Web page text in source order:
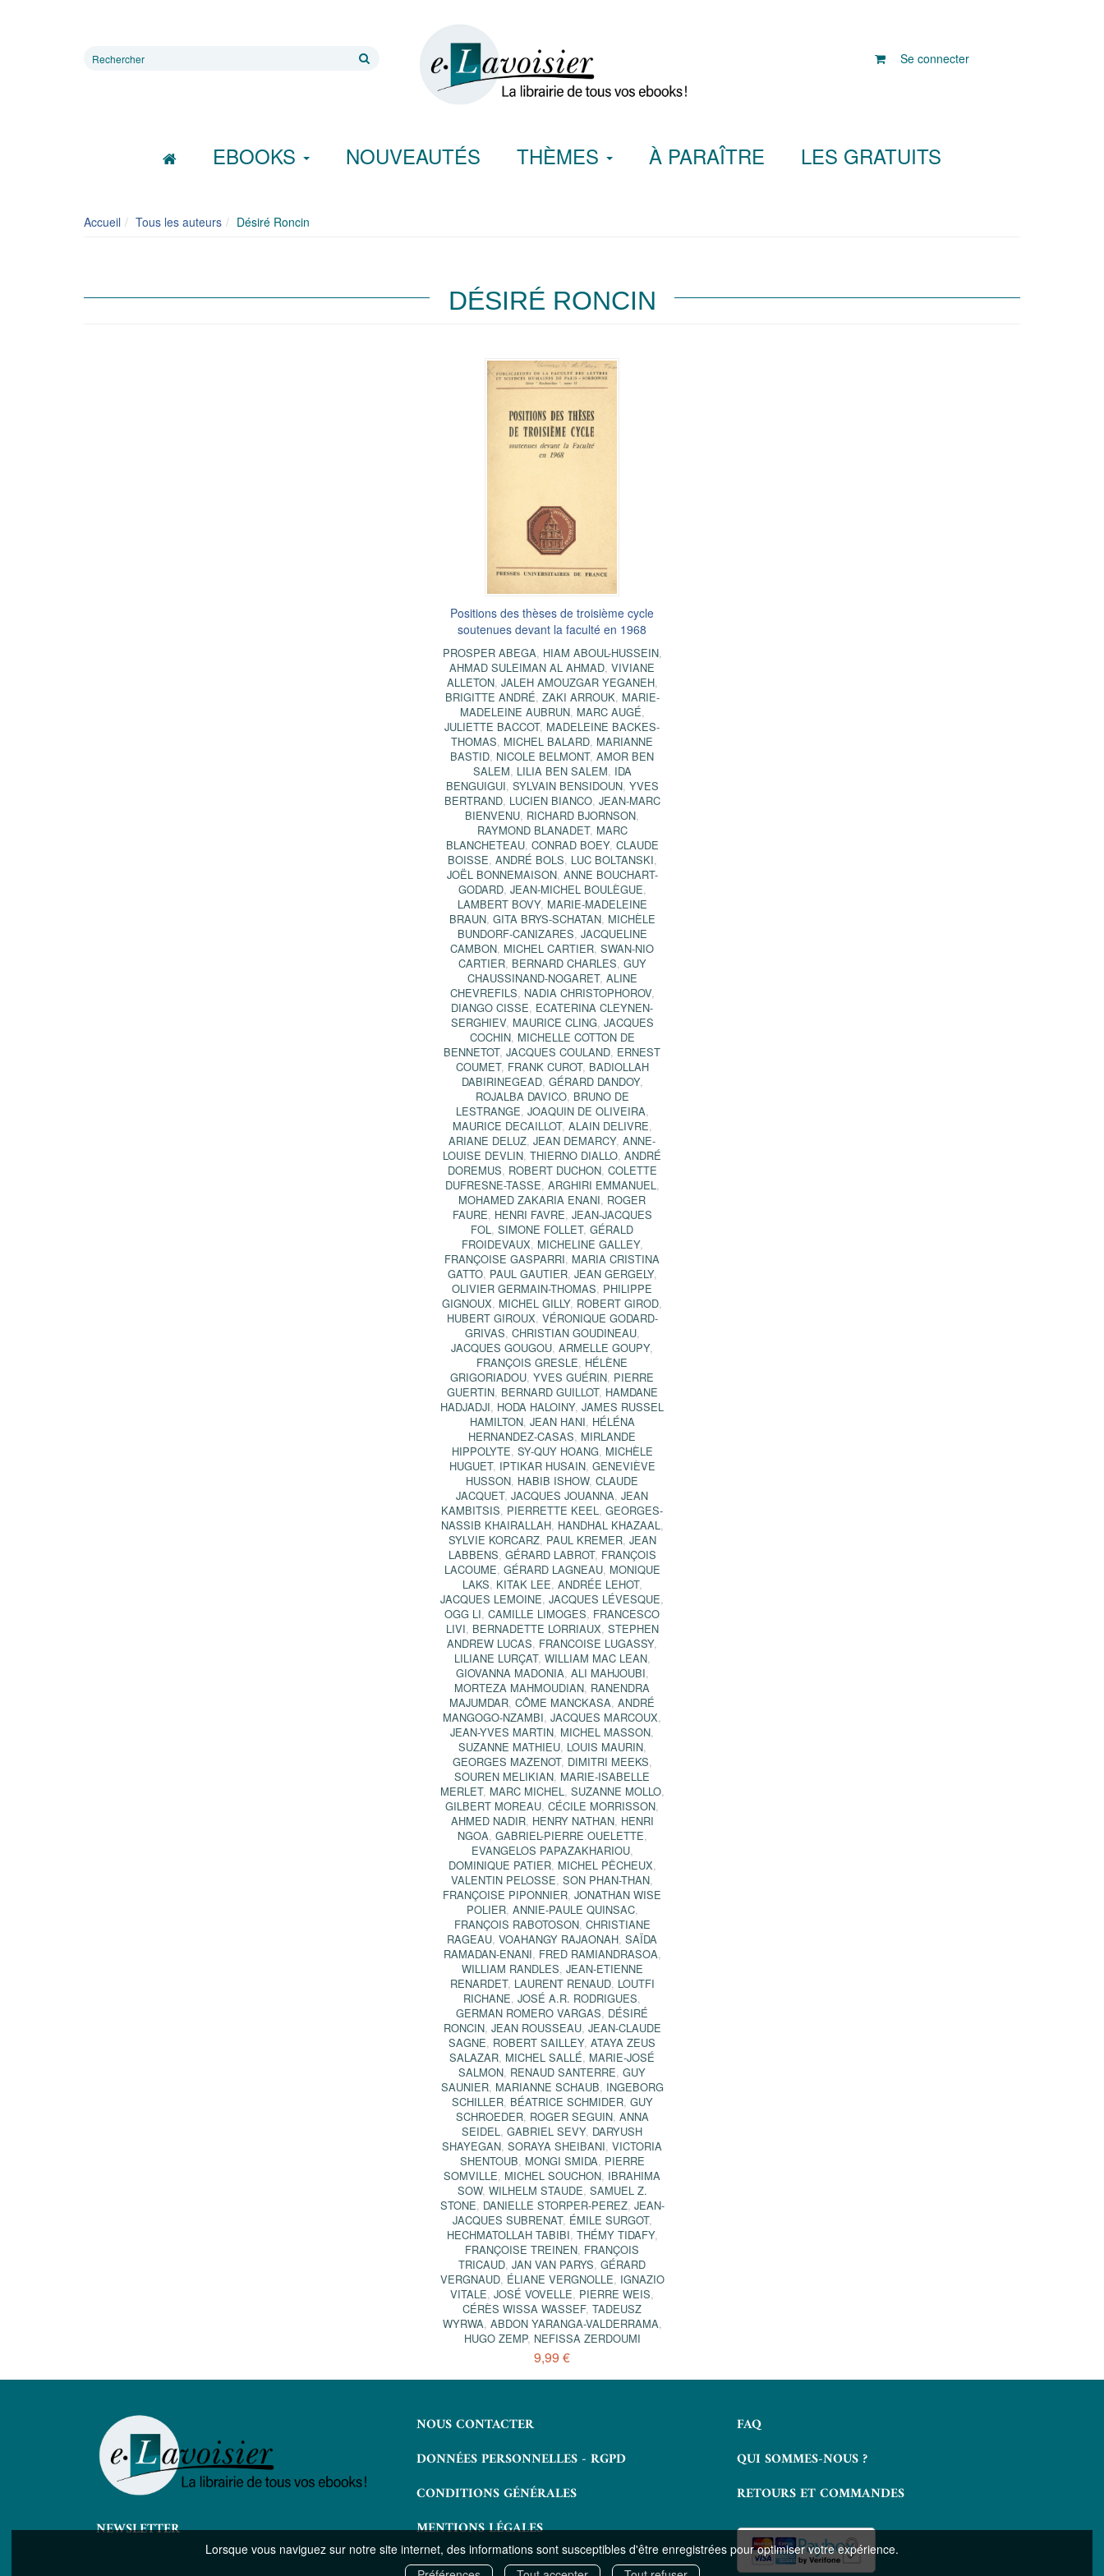
Lorsque vous naviguez sur notre site internet, des informations sont susceptibles d'être enregistrées pour optimiser votre expérience.
Rechercher
Se connecter
EBOOKS NOUVEAUTÉS THÈMES À PARAÎTRE LES GRATUITS
Accueil Tous les auteurs Désiré Roncin
DÉSIRÉ RONCIN
Positions des thèses de troisième cycle
soutenues devant la faculté en 1968
PROSPER ABEGA, HIAM ABOUL-HUSSEIN,
AHMAD SULEIMAN AL AHMAD, VIVIANE
ALLETON, JALEH AMOUZGAR YEGANEH,
BRIGITTE ANDRÉ, ZAKI ARROUK, MARIE-
MADELEINE AUBRUN, MARC AUGÉ,
JULIETTE BACCOT, MADELEINE BACKES-
THOMAS, MICHEL BALARD, MARIANNE
BASTID, NICOLE BELMONT, AMOR BEN
SALEM, LILIA BEN SALEM, IDA
BENGUIGUI, SYLVAIN BENSIDOUN, YVES
BERTRAND, LUCIEN BIANCO, JEAN-MARC
BIENVENU, RICHARD BJORNSON,
RAYMOND BLANADET, MARC
BLANCHETEAU, CONRAD BOEY, CLAUDE
BOISSE, ANDRÉ BOLS, LUC BOLTANSKI,
JOËL BONNEMAISON, ANNE BOUCHART-
GODARD, JEAN-MICHEL BOULÈGUE,
LAMBERT BOVY, MARIE-MADELEINE
BRAUN, GITA BRYS-SCHATAN, MICHÈLE
BUNDORF-CANIZARES, JACQUELINE
CAMBON, MICHEL CARTIER, SWAN-NIO
CARTIER, BERNARD CHARLES, GUY
CHAUSSINAND-NOGARET, ALINE
CHEVREFILS, NADIA CHRISTOPHOROV,
DIANGO CISSE, ECATERINA CLEYNEN-
SERGHIEV, MAURICE CLING, JACQUES
COCHIN, MICHELLE COTTON DE
BENNETOT, JACQUES COULAND, ERNEST
COUMET, FRANK CUROT, BADIOLLAH
DABIRINEGEAD, GÉRARD DANDOY,
ROJALBA DAVICO, BRUNO DE
LESTRANGE, JOAQUIN DE OLIVEIRA,
MAURICE DECAILLOT, ALAIN DELIVRE,
ARIANE DELUZ, JEAN DEMARCY, ANNE-
LOUISE DEVLIN, THIERNO DIALLO, ANDRÉ
DOREMUS, ROBERT DUCHON, COLETTE
DUFRESNE-TASSE, ARGHIRI EMMANUEL ,
MOHAMED ZAKARIA ENANI, ROGER
FAURE, HENRI FAVRE, JEAN-JACQUES
FOL , SIMONE FOLLET, GÉRALD
FROIDEVAUX, MICHELINE GALLEY,
FRANÇOISE GASPARRI, MARIA CRISTINA
GATTO, PAUL GAUTIER, JEAN GERGELY,
OLIVIER GERMAIN-THOMAS, PHILIPPE
GIGNOUX, MICHEL GILLY, ROBERT GIROD,
HUBERT GIROUX, VÉRONIQUE GODARD-
GRIVAS, CHRISTIAN GOUDINEAU,
JACQUES GOUGOU, ARMELLE GOUPY,
FRANÇOIS GRESLE, HÉLÈNE
GRIGORIADOU, YVES GUÉRIN, PIERRE
GUERTIN, BERNARD GUILLOT, HAMDANE
HADJADJI, HODA HALOINY, JAMES RUSSEL
HAMILTON, JEAN HANI, HÉLÉNA
HERNANDEZ-CASAS, MIRLANDE
HIPPOLYTE, SY-QUY HOANG, MICHÈLE
HUGUET, IPTIKAR HUSAIN, GENEVIÈVE
HUSSON, HABIB ISHOW, CLAUDE
JACQUET, JACQUES JOUANNA, JEAN
KAMBITSIS, PIERRETTE KEEL , GEORGES-
NASSIB KHAIRALLAH, HANDHAL KHAZAAL ,
SYLVIE KORCARZ, PAUL KREMER, JEAN
LABBENS, GÉRARD LABROT, FRANÇOIS
LACOUME, GÉRARD LAGNEAU, MONIQUE
LAKS, KITAK LEE, ANDRÉE LEHOT,
JACQUES LEMOINE, JACQUES LÉVESQUE,
OGG LI, CAMILLE LIMOGES, FRANCESCO
LIVI, BERNADETTE LORRIAUX, STEPHEN
ANDREW LUCAS, FRANCOISE LUGASSY,
LILIANE LURÇAT, WILLIAM MAC LEAN,
GIOVANNA MADONIA, ALI MAHJOUBI,
MORTEZA MAHMOUDIAN, RANENDRA
MAJUMDAR, CÔME MANCKASA, ANDRÉ
MANGOGO-NZAMBI, JACQUES MARCOUX,
JEAN-YVES MARTIN, MICHEL MASSON,
SUZANNE MATHIEU, LOUIS MAURIN,
GEORGES MAZENOT, DIMITRI MEEKS,
SOUREN MELIKIAN, MARIE-ISABELLE
MERLET, MARC MICHEL , SUZANNE MOLLO,
GILBERT MOREAU, CÉCILE MORRISSON,
AHMED NADIR, HENRY NATHAN, HENRI
NGOA, GABRIEL-PIERRE OUELETTE,
EVANGELOS PAPAZAKHARIOU,
DOMINIQUE PATIER, MICHEL PÊCHEUX,
VALENTIN PELOSSE, SON PHAN-THAN,
FRANÇOISE PIPONNIER, JONATHAN WISE
POLIER, ANNIE-PAULE QUINSAC,
FRANÇOIS RABOTOSON, CHRISTIANE
RAGEAU, VOAHANGY RAJAONAH, SAÏDA
RAMADAN-ENANI, FRED RAMIANDRASOA,
WILLIAM RANDLES, JEAN-ETIENNE
RENARDET, LAURENT RENAUD, LOUTFI
RICHANE, JOSÉ A.R. RODRIGUES,
GERMAN ROMERO VARGAS, DÉSIRÉ
RONCIN, JEAN ROUSSEAU, JEAN-CLAUDE
SAGNE, ROBERT SAILLEY, ATAYA ZEUS
SALAZAR, MICHEL SALLÉ, MARIE-JOSÉ
SALMON, RENAUD SANTERRE, GUY
SAUNIER, MARIANNE SCHAUB, INGEBORG
SCHILLER, BÉATRICE SCHMIDER, GUY
SCHROEDER, ROGER SEGUIN, ANNA
SEIDEL , GABRIEL SEVY, DARYUSH
SHAYEGAN, SORAYA SHEIBANI, VICTORIA
SHENTOUB, MONGI SMIDA, PIERRE
SOMVILLE, MICHEL SOUCHON, IBRAHIMA
SOW, WILHELM STAUDE, SAMUEL Z.
STONE, DANIELLE STORPER-PEREZ, JEAN-
JACQUES SUBRENAT, ÉMILE SURGOT,
HECHMATOLLAH TABIBI, THÉMY TIDAFY,
FRANÇOISE TREINEN, FRANÇOIS
TRICAUD, JAN VAN PARYS, GÉRARD
VERGNAUD, ÉLIANE VERGNOLLE, IGNAZIO
VITALE, JOSÉ VOVELLE, PIERRE WEIS,
CÉRÈS WISSA WASSEF, TADEUSZ
WYRWA, ABDON YARANGA-VALDERRAMA,
HUGO ZEMP, NEFISSA ZERDOUMI
9,99 €
NEWSLETTER
NOUS CONTACTER
DONNÉES PERSONNELLES - RGPD
CONDITIONS GÉNÉRALES
MENTIONS LÉGALES
FAQ
QUI SOMMES-NOUS ?
RETOURS ET COMMANDES